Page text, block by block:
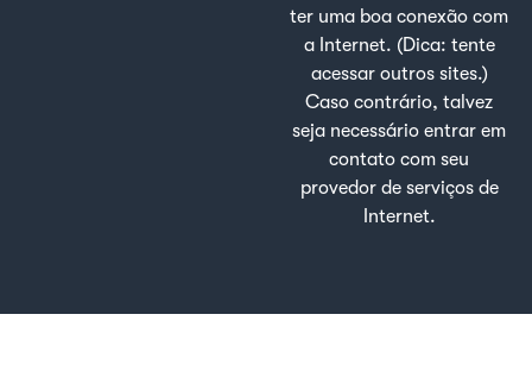
ter uma boa conexão com
a Internet. (Dica: tente
acessar outros sites.)
Caso contrário, talvez
seja necessário entrar em
contato com seu
provedor de serviços de
Internet.